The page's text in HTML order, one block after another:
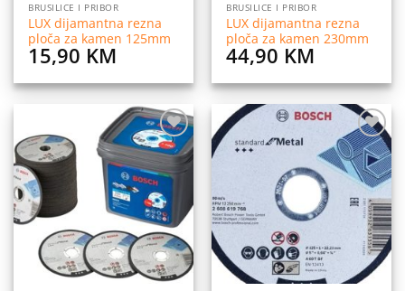
BRUSILICE I PRIBOR
LUX dijamantna rezna
ploča za kamen 125mm
15,90 KM
BRUSILICE I PRIBOR
LUX dijamantna rezna
ploča za kamen 230mm
44,90 KM
Dodaj
listu
želja
Dodaj
na
listu
želja